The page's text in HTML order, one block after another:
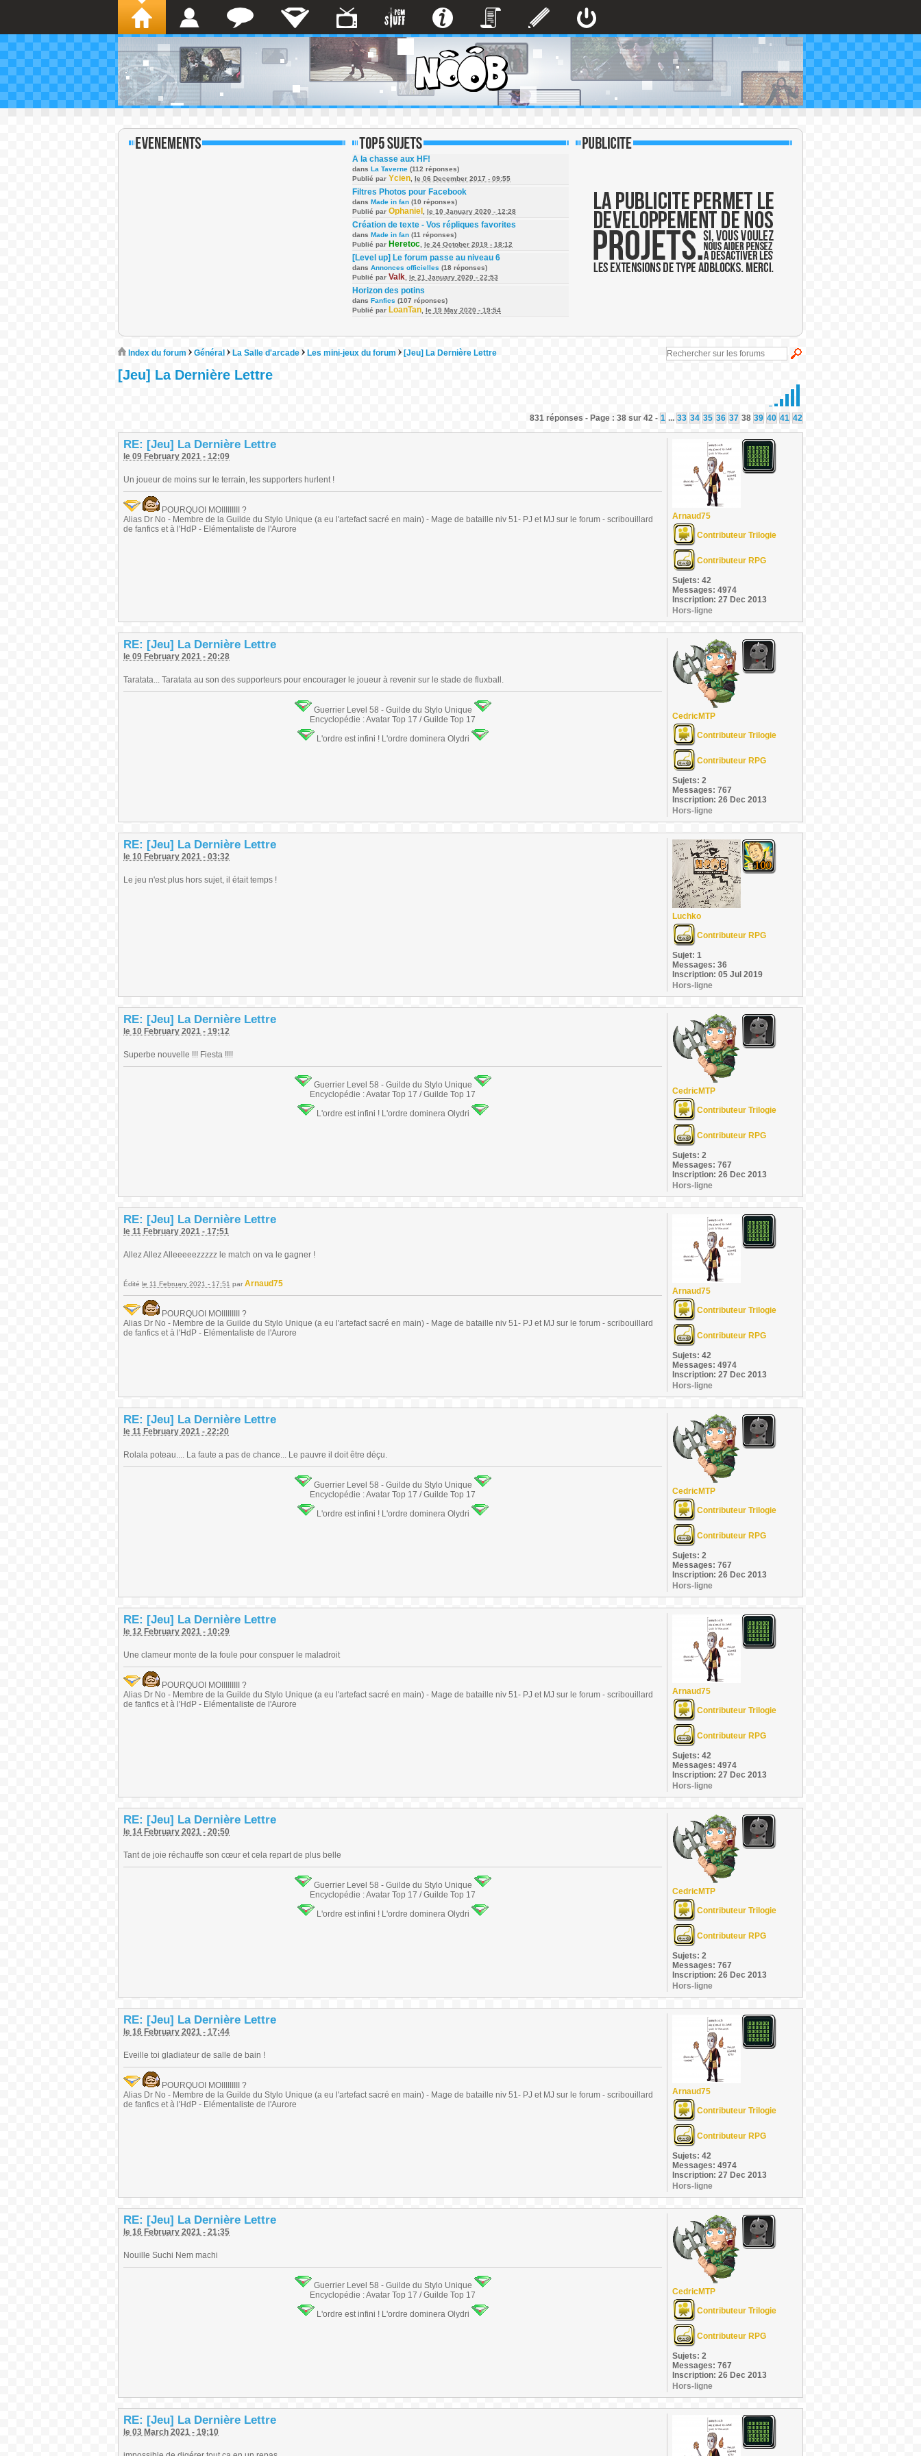
A la chasse aux HF!
dans La Taverne (112 réponses)
Publié par Ycien le 06 December 2017 - 09:55
Filtres Photos pour Facebook
dans Made in fan (10 réponses)
Publié par Ophaniel le 10 January 2020 - 12:28
Création de texte - Vos répliques favorites
dans Made in fan (11 réponses)
Publié par Heretoc le 24 October 2019 - 18:12
[Level up] Le forum passe au niveau 6
dans Annonces officielles (18 réponses)
Publié par Valk le 21 January 2020 - 22:53
Horizon des potins
dans Fanfics (107 réponses)
Publié par LoanTan le 19 May 2020 - 19:54
Index du forum Général La Salle d'arcade Les mini-jeux du forum [Jeu] La Dernière Lettre
[Jeu] La Dernière Lettre
831 réponses - Page : 38 sur 42 - 1 ... 33 34 35 36 37 38 39 40 41 42
RE: [Jeu] La Dernière Lettre
le 09 February 2021 - 12:09
Un joueur de moins sur le terrain, les supporters hurlent !
POURQUOI MOIIIIIIIII ?
Alias Dr No - Membre de la Guilde du Stylo Unique (a eu l'artefact sacré en main) - Mage de bataille niv 51- PJ et MJ sur le forum - scribouillard
de fanfics et à l'HdP - Elémentaliste de l'Aurore
Arnaud75
Contributeur Trilogie
Contributeur RPG
Sujets: 42
Messages: 4974
Inscription: 27 Dec 2013
Hors-ligne
RE: [Jeu] La Dernière Lettre
le 09 February 2021 - 20:28
Taratata... Taratata au son des supporteurs pour encourager le joueur à revenir sur le stade de fluxball.
Guerrier Level 58 - Guilde du Stylo Unique
Encyclopédie : Avatar Top 17 / Guilde Top 17
L'ordre est infini ! L'ordre dominera Olydri
CedricMTP
Contributeur Trilogie
Contributeur RPG
Sujets: 2
Messages: 767
Inscription: 26 Dec 2013
Hors-ligne
RE: [Jeu] La Dernière Lettre
le 10 February 2021 - 03:32
Le jeu n'est plus hors sujet, il était temps !
Luchko
Contributeur RPG
Sujet: 1
Messages: 36
Inscription: 05 Jul 2019
Hors-ligne
RE: [Jeu] La Dernière Lettre
le 10 February 2021 - 19:12
Superbe nouvelle !!! Fiesta !!!!
Guerrier Level 58 - Guilde du Stylo Unique
Encyclopédie : Avatar Top 17 / Guilde Top 17
L'ordre est infini ! L'ordre dominera Olydri
CedricMTP
Contributeur Trilogie
Contributeur RPG
Sujets: 2
Messages: 767
Inscription: 26 Dec 2013
Hors-ligne
RE: [Jeu] La Dernière Lettre
le 11 February 2021 - 17:51
Allez Allez Alleeeeezzzzz le match on va le gagner !
Édité le 11 February 2021 - 17:51 par Arnaud75
POURQUOI MOIIIIIIIII ?
Alias Dr No - Membre de la Guilde du Stylo Unique (a eu l'artefact sacré en main) - Mage de bataille niv 51- PJ et MJ sur le forum - scribouillard
de fanfics et à l'HdP - Elémentaliste de l'Aurore
Arnaud75
Contributeur Trilogie
Contributeur RPG
Sujets: 42
Messages: 4974
Inscription: 27 Dec 2013
Hors-ligne
RE: [Jeu] La Dernière Lettre
le 11 February 2021 - 22:20
Rolala poteau.... La faute a pas de chance... Le pauvre il doit être déçu.
Guerrier Level 58 - Guilde du Stylo Unique
Encyclopédie : Avatar Top 17 / Guilde Top 17
L'ordre est infini ! L'ordre dominera Olydri
CedricMTP
Contributeur Trilogie
Contributeur RPG
Sujets: 2
Messages: 767
Inscription: 26 Dec 2013
Hors-ligne
RE: [Jeu] La Dernière Lettre
le 12 February 2021 - 10:29
Une clameur monte de la foule pour conspuer le maladroit
POURQUOI MOIIIIIIIII ?
Alias Dr No - Membre de la Guilde du Stylo Unique (a eu l'artefact sacré en main) - Mage de bataille niv 51- PJ et MJ sur le forum - scribouillard
de fanfics et à l'HdP - Elémentaliste de l'Aurore
Arnaud75
Contributeur Trilogie
Contributeur RPG
Sujets: 42
Messages: 4974
Inscription: 27 Dec 2013
Hors-ligne
RE: [Jeu] La Dernière Lettre
le 14 February 2021 - 20:50
Tant de joie réchauffe son cœur et cela repart de plus belle
Guerrier Level 58 - Guilde du Stylo Unique
Encyclopédie : Avatar Top 17 / Guilde Top 17
L'ordre est infini ! L'ordre dominera Olydri
CedricMTP
Contributeur Trilogie
Contributeur RPG
Sujets: 2
Messages: 767
Inscription: 26 Dec 2013
Hors-ligne
RE: [Jeu] La Dernière Lettre
le 16 February 2021 - 17:44
Eveille toi gladiateur de salle de bain !
POURQUOI MOIIIIIIIII ?
Alias Dr No - Membre de la Guilde du Stylo Unique (a eu l'artefact sacré en main) - Mage de bataille niv 51- PJ et MJ sur le forum - scribouillard
de fanfics et à l'HdP - Elémentaliste de l'Aurore
Arnaud75
Contributeur Trilogie
Contributeur RPG
Sujets: 42
Messages: 4974
Inscription: 27 Dec 2013
Hors-ligne
RE: [Jeu] La Dernière Lettre
le 16 February 2021 - 21:35
Nouille Suchi Nem machi
Guerrier Level 58 - Guilde du Stylo Unique
Encyclopédie : Avatar Top 17 / Guilde Top 17
L'ordre est infini ! L'ordre dominera Olydri
CedricMTP
Contributeur Trilogie
Contributeur RPG
Sujets: 2
Messages: 767
Inscription: 26 Dec 2013
Hors-ligne
RE: [Jeu] La Dernière Lettre
le 03 March 2021 - 19:10